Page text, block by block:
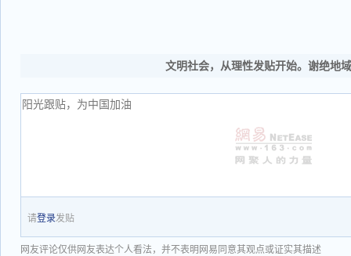
文明社会，从理性发贴开始。谢绝地
请登录发贴
网友评论仅供网友表达个人看法，并不表明网易同意其观点或证实其描述